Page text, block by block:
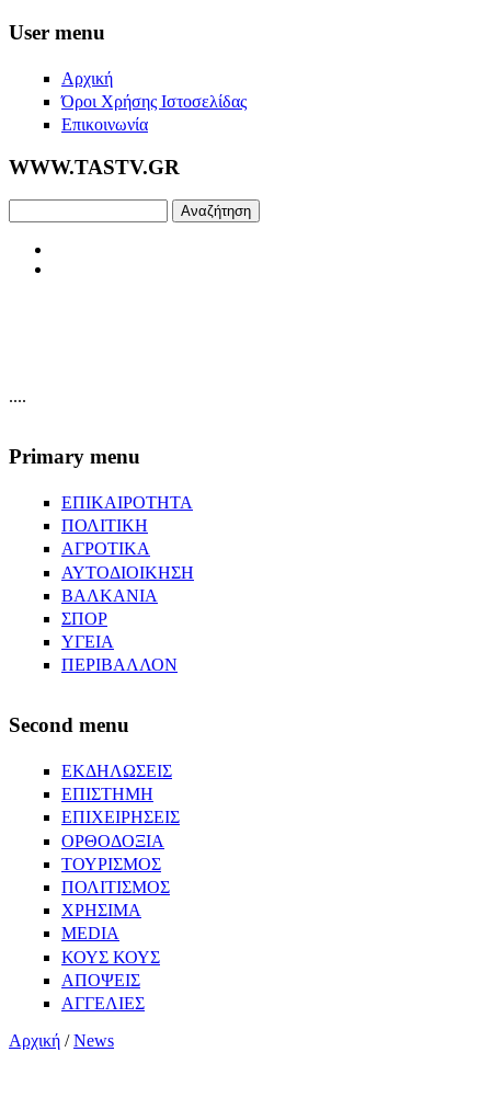
Skip to main content
User menu
Αρχική
Όροι Χρήσης Ιστοσελίδας
Επικοινωνία
WWW.TASTV.GR
....
Primary menu
ΕΠΙΚΑΙΡΟΤΗΤΑ
ΠΟΛΙΤΙΚΗ
ΑΓΡΟΤΙΚΑ
ΑΥΤΟΔΙΟΙΚΗΣΗ
ΒΑΛΚΑΝΙΑ
ΣΠΟΡ
ΥΓΕΙΑ
ΠΕΡΙΒΑΛΛΟΝ
Second menu
ΕΚΔΗΛΩΣΕΙΣ
ΕΠΙΣΤΗΜΗ
ΕΠΙΧΕΙΡΗΣΕΙΣ
ΟΡΘΟΔΟΞΙΑ
ΤΟΥΡΙΣΜΟΣ
ΠΟΛΙΤΙΣΜΟΣ
ΧΡΗΣΙΜΑ
MEDIA
ΚΟΥΣ ΚΟΥΣ
ΑΠΟΨΕΙΣ
ΑΓΓΕΛΙΕΣ
Αρχική /News